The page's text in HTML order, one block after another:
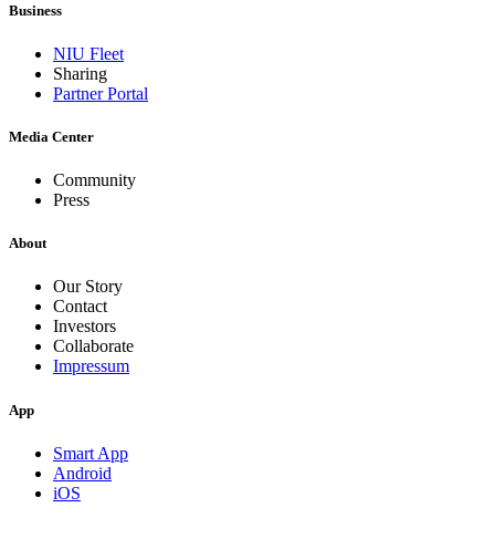
Business
NIU Fleet
Sharing
Partner Portal
Media Center
Community
Press
About
Our Story
Contact
Investors
Collaborate
Impressum
App
Smart App
Android
iOS